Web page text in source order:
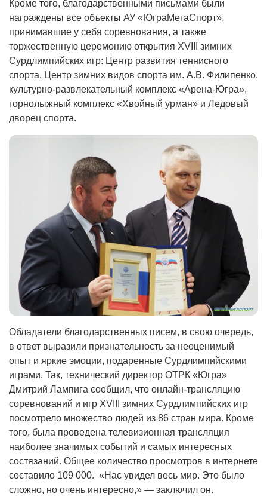
Кроме того, благодарственными письмами были
награждены все объекты АУ «ЮграМегаСпорт»,
принимавшие у себя соревнования, а также
торжественную церемонию открытия XVIII зимних
Сурдлимпийских игр: Центр развития теннисного
спорта, Центр зимних видов спорта им. А.В. Филипенко,
культурно-развлекательный комплекс «Арена-Югра»,
горнолыжный комплекс «Хвойный урман» и Ледовый
дворец спорта.
Обладатели благодарственных писем, в свою очередь,
в ответ выразили признательность за неоценимый
опыт и яркие эмоции, подаренные Сурдлимпийскими
играми. Так, технический директор ОТРК «Югра»
Дмитрий Лампига сообщил, что онлайн-трансляцию
соревнований и игр XVIII зимних Сурдлимпийских игр
посмотрело множество людей из 86 стран мира. Кроме
того, была проведена телевизионная трансляция
наиболее значимых событий и самых интересных
состязаний. Общее количество просмотров в интернете
составило 109 000. «Нас увидел весь мир. Это было
сложно, но очень интересно,» — заключил он.